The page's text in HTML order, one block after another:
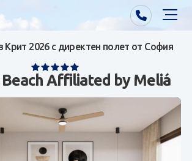
София/Пловдив/Бургас
Крит 2026 с директен полет от София
Beach Affiliated by Meliá